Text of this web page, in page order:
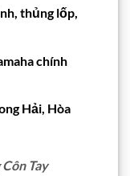
thủng lốp,
chính
Hải, Hòa
Tay